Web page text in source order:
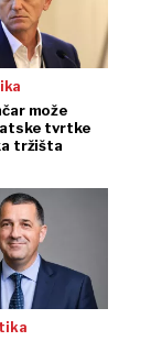
može
tvrtke
tržišta